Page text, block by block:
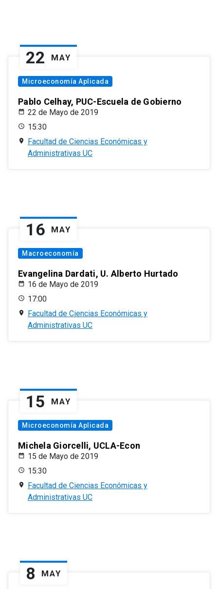
22 MAY
Microeconomía Aplicada
Pablo Celhay, PUC-Escuela de Gobierno
22 de Mayo de 2019
15:30
Facultad de Ciencias Económicas y
Administrativas UC
16 MAY
Macroeconomía
Evangelina Dardati, U. Alberto Hurtado
16 de Mayo de 2019
17:00
Facultad de Ciencias Económicas y
Administrativas UC
15 MAY
Microeconomía Aplicada
Michela Giorcelli, UCLA-Econ
15 de Mayo de 2019
15:30
Facultad de Ciencias Económicas y
Administrativas UC
8 MAY